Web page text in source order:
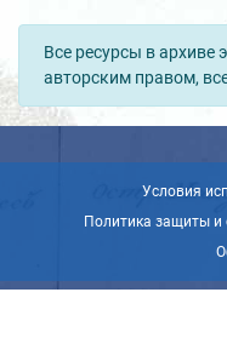
Все ресурсы в
авторским правом,
Условия
Политика защиты и